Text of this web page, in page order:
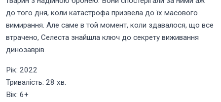
до того дня, коли катастрофа призвела до їх масового
вимирання. Але саме в той момент, коли здавалося, що все
втрачено, Селеста знайшла ключ до секрету виживання
динозаврів.
Рік: 2022
Тривалість: 28 хв.
Вік: 6+